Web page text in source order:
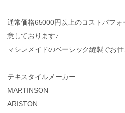
通常価格65000円以上のコストパフ
意しております♪
マシンメイドのベーシック縫製でお仕
テキスタイルメーカー
MARTINSON
ARISTON